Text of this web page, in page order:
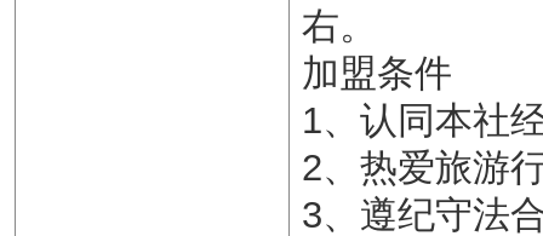
右。
加盟条件
1、认同本社
2、热爱旅游
3、遵纪守法